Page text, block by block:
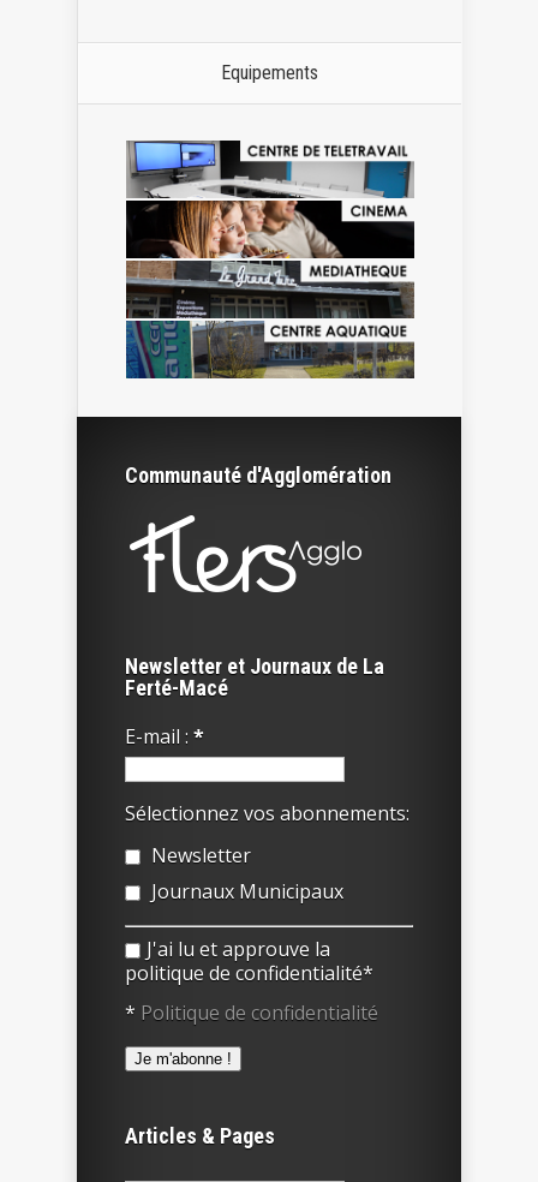
Equipements
Communauté d'Agglomération
Newsletter et Journaux de La
Ferté-Macé
E-mail : *
Sélectionnez vos abonnements:
Newsletter
Journaux Municipaux
J'ai lu et approuve la
politique de confidentialité*
* Politique de confidentialité
Articles & Pages